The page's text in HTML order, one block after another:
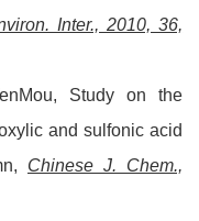
Inter., 2010, 36,
Study on the
and sulfonic acid
Chinese J. Chem.,